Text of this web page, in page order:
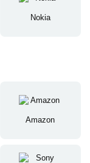
Nokia
Amazon